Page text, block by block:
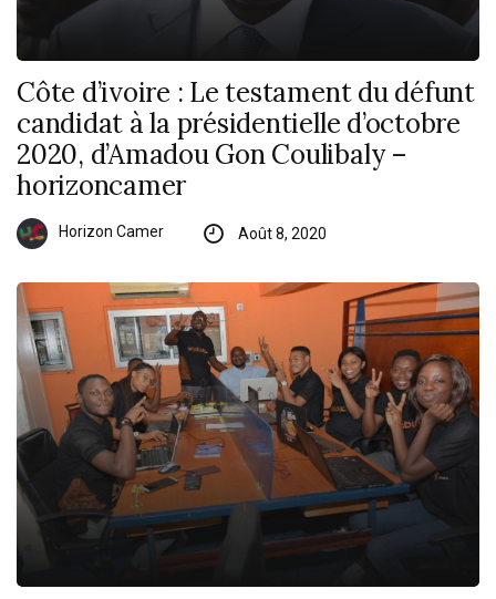
Côte d’ivoire : Le testament du défunt
candidat à la présidentielle d’octobre
2020, d’Amadou Gon Coulibaly –
horizoncamer
Horizon Camer Août 8, 2020